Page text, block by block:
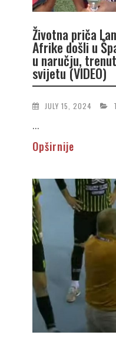
Životna priča
Afrike došli u
u naručju,
svijetu (VIDEO)
JULY 15, 2024
...
Opširnije